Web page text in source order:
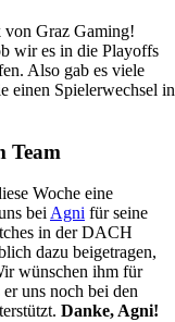
Graz Gaming!
wir es in die Playoffs
Also gab es viele
einen Spielerwechsel in
Team
Woche eine
bei Agni für seine
in der DACH
dazu beigetragen,
wünschen ihm für
uns noch bei den
Danke, Agni!